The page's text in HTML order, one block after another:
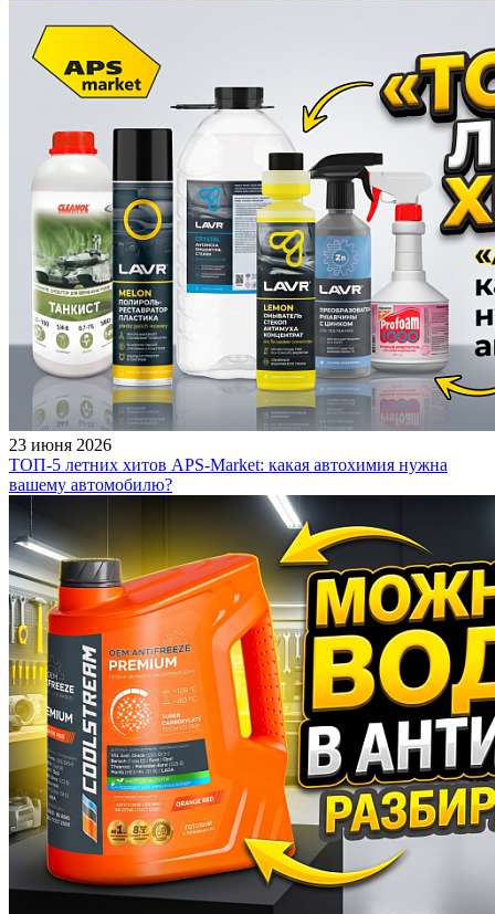
23 июня 2026
ТОП-5 летних хитов APS-Market: какая автохимия нужна
вашему автомобилю?